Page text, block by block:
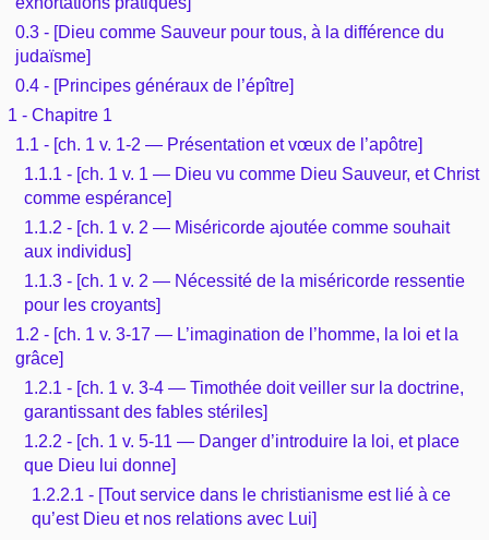
Mariage, famille
Sujets de A à Z
0.3 - [Dieu comme Sauveur pour tous, à la différence du
judaïsme]
0.4 - [Principes généraux de l’épître]
1 - Chapitre 1
1.1 - [ch. 1 v. 1-2 — Présentation et vœux de l’apôtre]
1.1.1 - [ch. 1 v. 1 — Dieu vu comme Dieu Sauveur, et Christ
comme espérance]
1.1.2 - [ch. 1 v. 2 — Miséricorde ajoutée comme souhait
aux individus]
1.1.3 - [ch. 1 v. 2 — Nécessité de la miséricorde ressentie
pour les croyants]
1.2 - [ch. 1 v. 3-17 — L’imagination de l’homme, la loi et la
grâce]
1.2.1 - [ch. 1 v. 3-4 — Timothée doit veiller sur la doctrine,
garantissant des fables stériles]
1.2.2 - [ch. 1 v. 5-11 — Danger d’introduire la loi, et place
que Dieu lui donne]
1.2.2.1 - [Tout service dans le christianisme est lié à ce
qu’est Dieu et nos relations avec Lui]